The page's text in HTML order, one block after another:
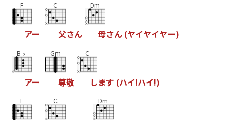
F
アー
C
父さん
Dm
母さん (ヤイヤイヤー)
B♭
アー
Gm
尊敬
C
します (ハイ!ハイ!)
F C Dm